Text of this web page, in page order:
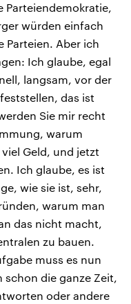
Parteiendemokratie,
würden einfach
Parteien. Aber ich
Ich glaube, egal
langsam, vor der
das ist
Sie mir recht
warum
Geld, und jetzt
Ich glaube, es ist
wie sie ist, sehr,
warum man
das nicht macht,
zu bauen.
muss es nun
die ganze Zeit,
oder andere